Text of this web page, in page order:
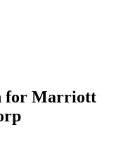
for Marriott